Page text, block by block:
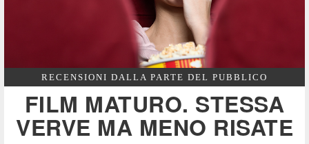
RECENSIONI DALLA PARTE DEL PUBBLICO
FILM MATURO. STESSA
VERVE MA MENO RISATE